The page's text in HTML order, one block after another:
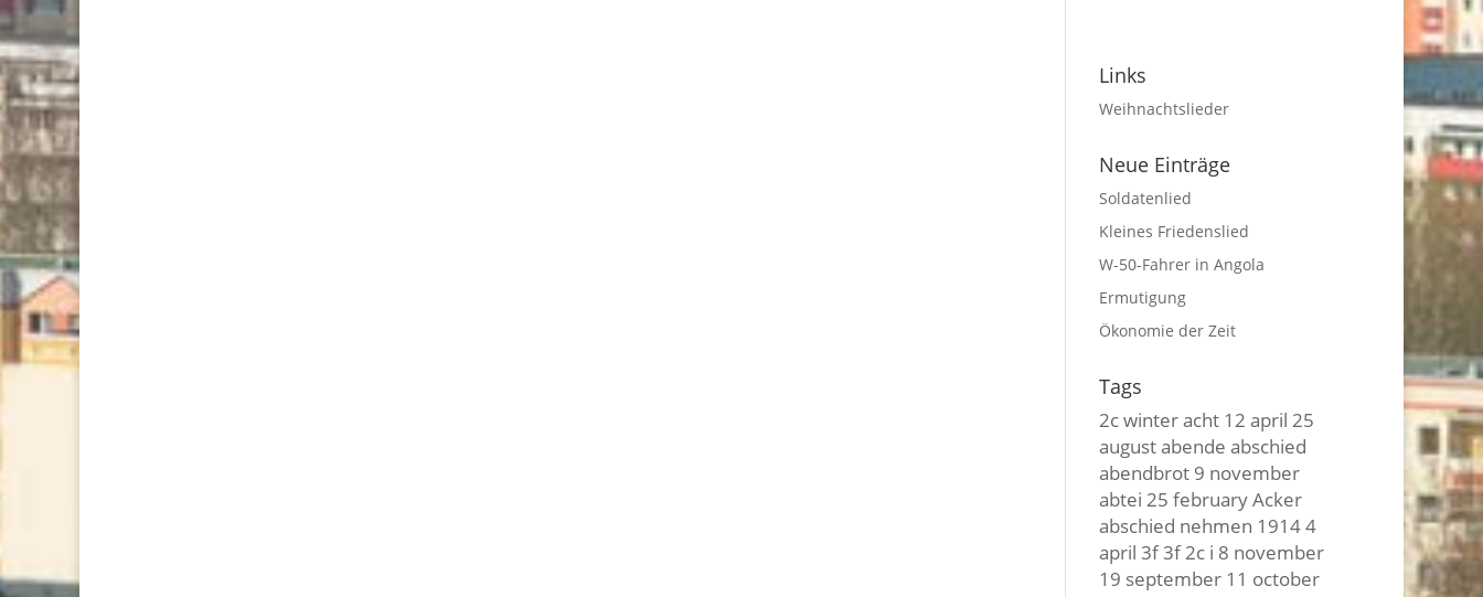
Links
Weihnachtslieder
Neue Einträge
Soldatenlied
Kleines Friedenslied
W-50-Fahrer in Angola
Ermutigung
Ökonomie der Zeit
Tags
2c winteracht 12 april 25
augustabende abschied
abendbrot 9 november
abtei 25 februaryAcker
abschied nehmen 19144
april 3f 3f2c i 8 november
19 september 11 october